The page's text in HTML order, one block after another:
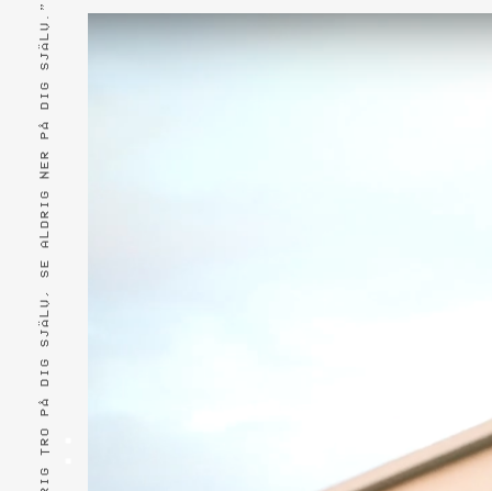
”SLUTA ALDRIG TRO PÅ DIG SJÄLV, SE ALDRIG NER PÅ DIG SJÄLV.”